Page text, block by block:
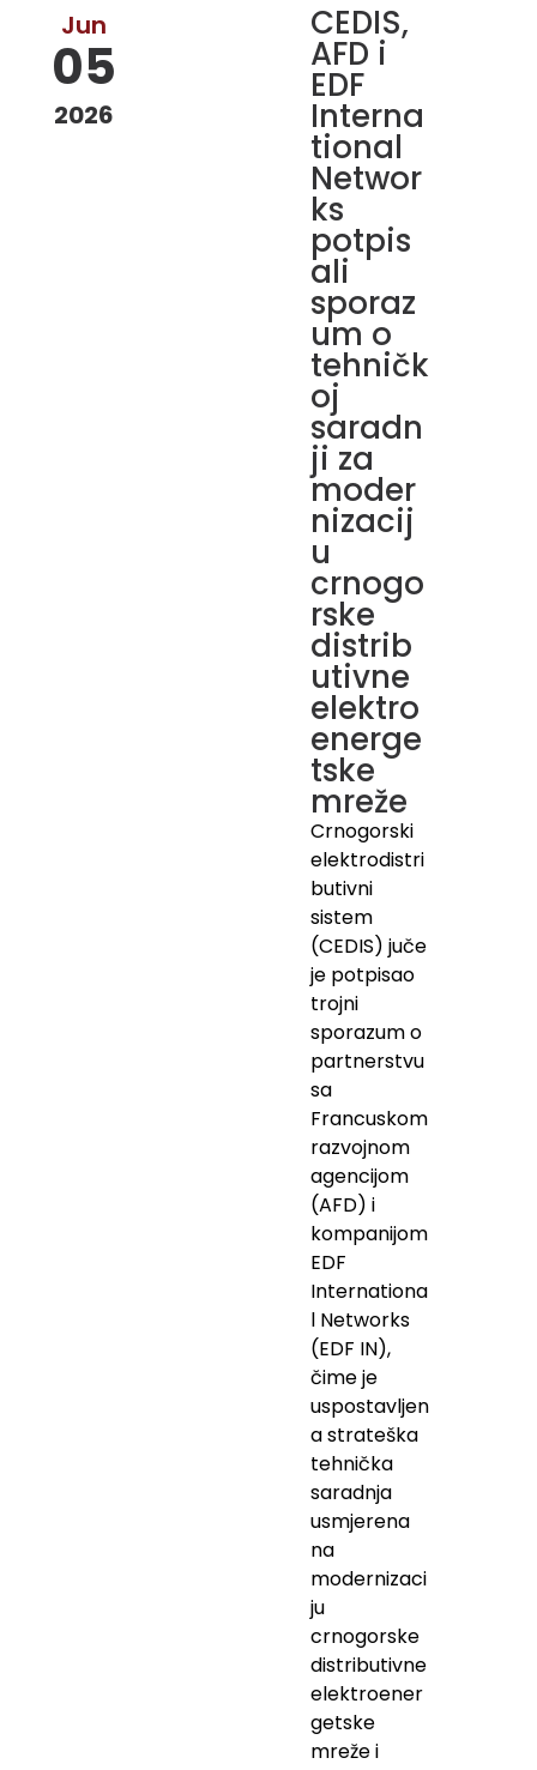
Jun
05
2026
CEDIS,
AFD i
EDF
Interna
tional
Networ
ks
potpis
ali
sporaz
um o
tehničk
oj
saradn
ji za
moder
nizacij
u
crnogo
rske
distrib
utivne
elektro
energe
tske
mreže
Crnogorski
elektrodistri
butivni
sistem
(CEDIS) juče
je potpisao
trojni
sporazum o
partnerstvu
sa
Francuskom
razvojnom
agencijom
(AFD) i
kompanijom
EDF
Internationa
l Networks
(EDF IN),
čime je
uspostavljen
a strateška
tehnička
saradnja
usmjerena
na
modernizaci
ju
crnogorske
distributivne
elektroener
getske
mreže i